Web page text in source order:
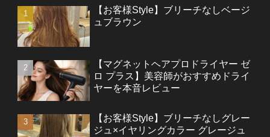
【お客様Style】ブリーチなしベージ
ュブラウン
【マグネットヘアプロドライヤー ゼ
ロ プラス】美容師がおすすめドライ
ヤーを本音レビュー
【お客様Style】ブリーチなしグレー
ジュ×イヤリングカラー グレージュ